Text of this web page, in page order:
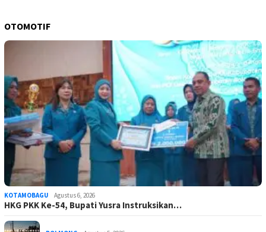
OTOMOTIF
KOTAMOBAGU Agustus 6, 2026
HKG PKK Ke-54, Bupati Yusra Instruksikan…